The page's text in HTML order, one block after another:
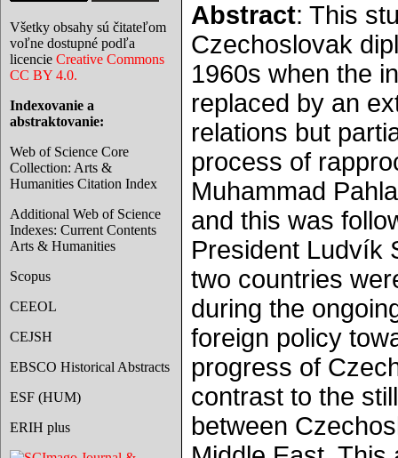
Všetky obsahy sú čitateľom
voľne dostupné podľa
licencie Creative Commons
CC BY 4.0.
Indexovanie a
abstraktovanie:
Web of Science Core
Collection: Arts &
Humanities Citation Index
Additional Web of Science
Indexes: Current Contents
Arts & Humanities
Scopus
CEEOL
CEJSH
EBSCO Historical Abstracts
ESF (HUM)
ERIH plus
Abstract: This
Czechoslovak
1960s when the
replaced by an
relations but
process of
Muhammad
and this was
President Ludvík
two countries
during the
foreign policy
progress of
contrast to the
between